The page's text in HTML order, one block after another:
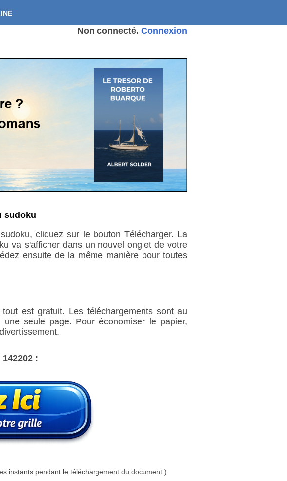
Non connecté.Connexion
sudoku
cliquez sur le bouton Télécharger. La
va s'afficher dans un nouvel onglet de votre
ensuite de la même manière pour toutes
est gratuit. Les téléchargements sont au
seule page. Pour économiser le papier,
:
instants pendant le téléchargement du document.)